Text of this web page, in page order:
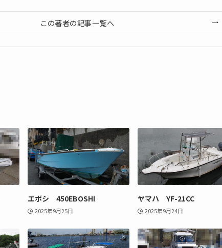
この著者の記事一覧へ
エボシ 450EBOSHI
2025年9月25日
ヤマハ YF-21CC
2025年9月24日